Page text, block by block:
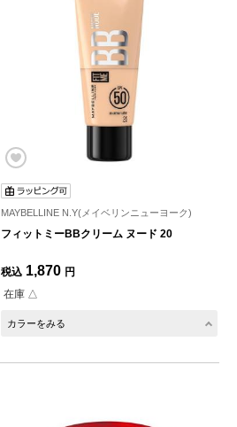
MAYBELLINE N.Y(メイベリンニューヨーク)
フィットミーBBクリーム ヌード 20
税込 1,870 円
在庫 △
カラーをみる